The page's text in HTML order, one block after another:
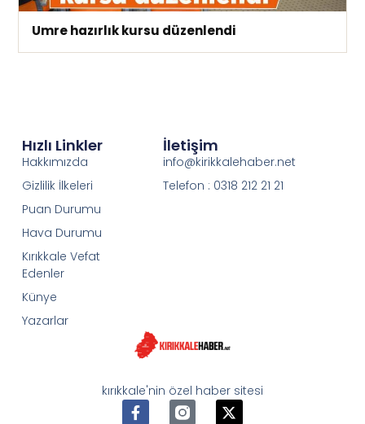
Umre hazırlık kursu düzenlendi
kırıkkale'nin özel haber sitesi
Hızlı Linkler
Hakkımızda
Gizlilik İlkeleri
Puan Durumu
Hava Durumu
Kırıkkale Vefat
Edenler
Künye
Yazarlar
İletişim
info@kirikkalehaber.net
Telefon : 0318 212 21 21